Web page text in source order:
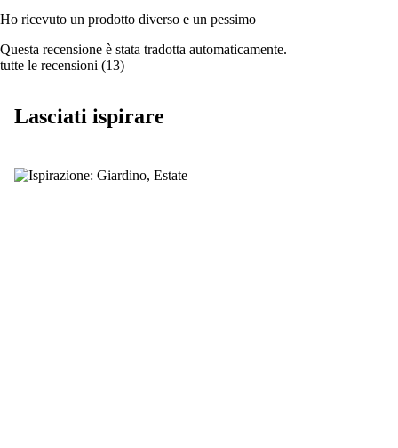
Ho ricevuto un prodotto diverso e un pessimo
Questa recensione è stata tradotta automaticamente.
tutte le recensioni (13)
Lasciati ispirare